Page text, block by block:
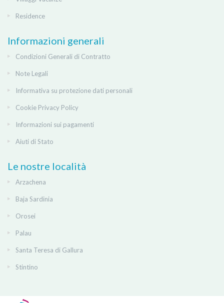
Residence
Informazioni generali
Condizioni Generali di Contratto
Note Legali
Informativa su protezione dati personali
Cookie Privacy Policy
Informazioni sui pagamenti
Aiuti di Stato
Le nostre località
Arzachena
Baja Sardinia
Orosei
Palau
Santa Teresa di Gallura
Stintino